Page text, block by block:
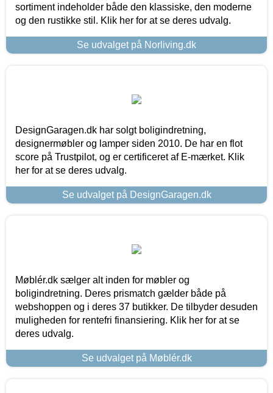
sortiment indeholder både den klassiske, den moderne
og den rustikke stil. Klik her for at se deres udvalg.
Se udvalget på Norliving.dk
DesignGaragen.dk har solgt boligindretning,
designermøbler og lamper siden 2010. De har en flot
score på Trustpilot, og er certificeret af E-mærket. Klik
her for at se deres udvalg.
Se udvalget på DesignGaragen.dk
Møblér.dk sælger alt inden for møbler og
boligindretning. Deres prismatch gælder både på
webshoppen og i deres 37 butikker. De tilbyder desuden
muligheden for rentefri finansiering. Klik her for at se
deres udvalg.
Se udvalget på Møblér.dk